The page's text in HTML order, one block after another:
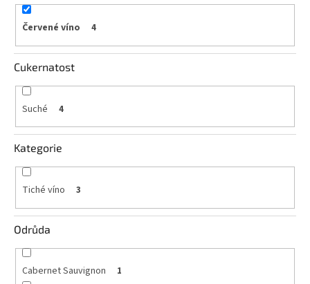
Vína
podle
podle
obsahu
cukru
Dárkové
balení
Delikatesy
vínu
Vývrtky
BiB
Červené víno 4
Cukernatost
Suché 4
Kategorie
Tiché víno 3
Odrůda
Cabernet Sauvignon 1